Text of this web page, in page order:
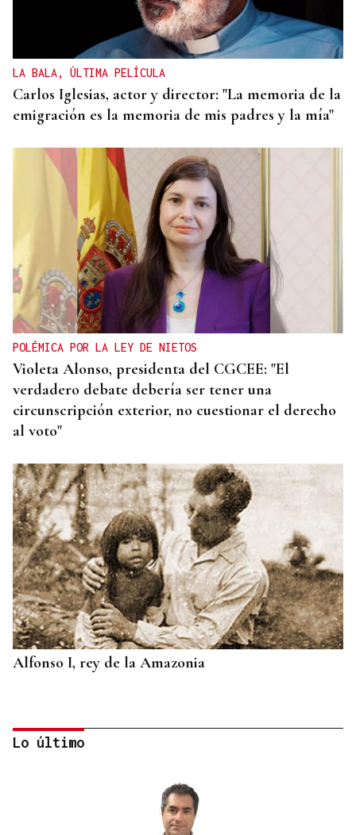
LA BALA, ÚLTIMA PELÍCULA
Carlos Iglesias, actor y director: "La memoria de la
emigración es la memoria de mis padres y la mía"
POLÉMICA POR LA LEY DE NIETOS
Violeta Alonso, presidenta del CGCEE: "El
verdadero debate debería ser tener una
circunscripción exterior, no cuestionar el derecho
al voto"
Alfonso I, rey de la Amazonia
Lo último